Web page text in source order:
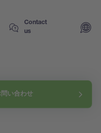
Contact
us
Request a training
our know-how
問い合わせ